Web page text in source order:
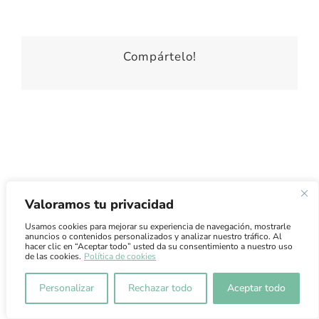
Valoramos tu privacidad
Usamos cookies para mejorar su experiencia de navegación, mostrarle
anuncios o contenidos personalizados y analizar nuestro tráfico. Al
hacer clic en “Aceptar todo” usted da su consentimiento a nuestro uso
de las cookies. Política de cookies
Personalizar Rechazar todo Aceptar todo
Compártelo!
Atención al Cliente· Condiciones de Uso
Venta·Envíos
FILOS CRENDE·info@filoscrende.es·Tel. 663 11 58
01· Política de Privacidad